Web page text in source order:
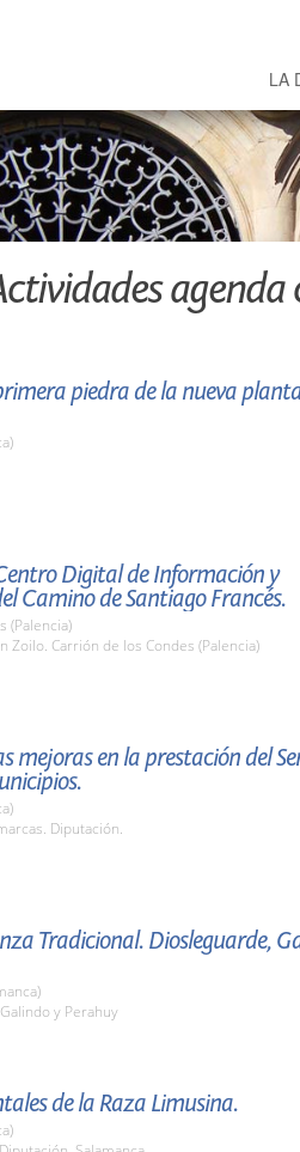
LA
piedra de la nueva
Digital de Información y
Camino de Santiago Francés.
(Palencia)
Zoilo. Carrión de los Condes (Palencia)
mejoras en la prestación del
Diputación.
Tradicional. Diosleguarde,
y Perahuy
de la Raza Limusina.